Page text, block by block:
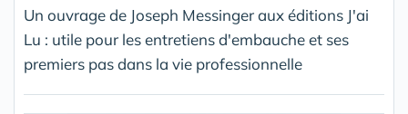
Un ouvrage de Joseph Messinger aux éditions J'ai
Lu : utile pour les entretiens d'embauche et ses
premiers pas dans la vie professionnelle